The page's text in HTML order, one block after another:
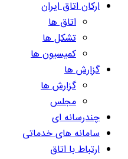
ارکان اتاق ایران
اتاق ها
تشکل ها
کمیسیون ها
گزارش ها
گزارش ها
مجلس
چندرسانه ای
سامانه های خدماتی
ارتباط با اتاق